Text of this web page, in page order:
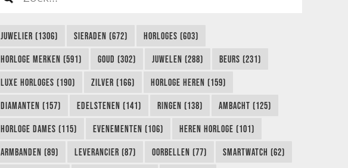
JUWELIER (1306) SIERADEN (672) HORLOGES (603)
HORLOGE MERKEN (591) GOUD (302) JUWELEN (288) BEURS (231)
LUXE HORLOGES (190) ZILVER (166) HORLOGE HEREN (159)
DIAMANTEN (157) EDELSTENEN (141) RINGEN (138) AMBACHT (125)
HORLOGE DAMES (115) EVENEMENTEN (106) HEREN HORLOGE (101)
ARMBANDEN (89) LEVERANCIER (87) OORBELLEN (77) SMARTWATCH (62)